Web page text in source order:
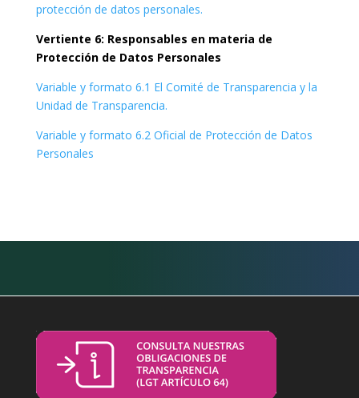
protección de datos personales.
Vertiente 6: Responsables en materia de
Protección de Datos Personales
Variable y formato 6.1 El Comité de Transparencia y la
Unidad de Transparencia.
Variable y formato 6.2 Oficial de Protección de Datos
Personales